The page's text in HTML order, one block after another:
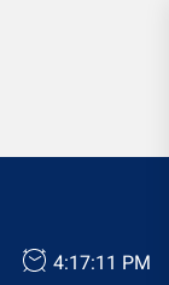
4:17:11 PM